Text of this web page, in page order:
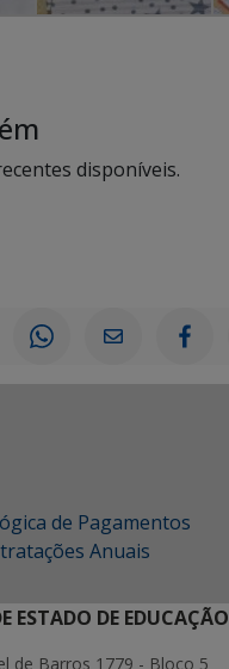
disponíveis.
de Pagamentos
Anuais
ESTADO DE EDUCAÇÃO
de Barros 1779 - Bloco 5